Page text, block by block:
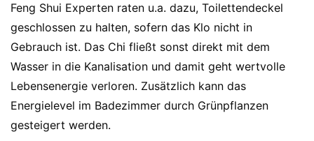
Feng Shui Experten raten u.a. dazu, Toilettendeckel
geschlossen zu halten, sofern das Klo nicht in
Gebrauch ist. Das Chi fließt sonst direkt mit dem
Wasser in die Kanalisation und damit geht wertvolle
Lebensenergie verloren. Zusätzlich kann das
Energielevel im Badezimmer durch Grünpflanzen
gesteigert werden.